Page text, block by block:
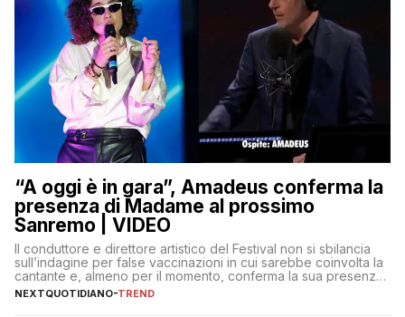
“A oggi è in gara”, Amadeus conferma la
presenza di Madame al prossimo
Sanremo | VIDEO
Il conduttore e direttore artistico del Festival non si sbilancia
sull’indagine per false vaccinazioni in cui sarebbe coinvolta la
cantante e, almeno per il momento, conferma la sua presenza
sul palco dell’Ariston
NEXTQUOTIDIANO-TREND